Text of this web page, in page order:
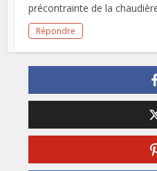
précontrainte de la
Répondre